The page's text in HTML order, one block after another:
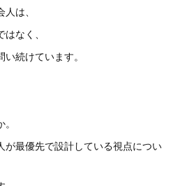
は、
なく、
い続けています。
が最優先で設計している視点につい